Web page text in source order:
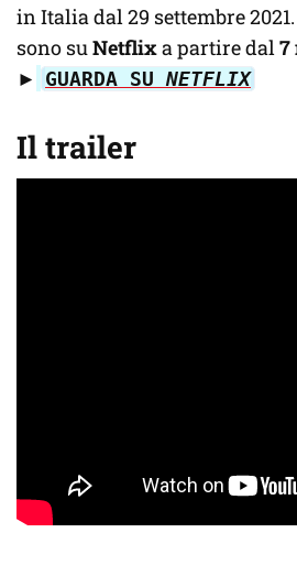
in Italia dal 29 settembre
sono suNetflixa partire dal7
►
GUARDA SU NETFLIX
Il trailer